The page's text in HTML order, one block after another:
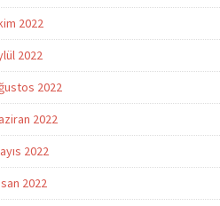
2022
2022
2022
2022
2022
2022